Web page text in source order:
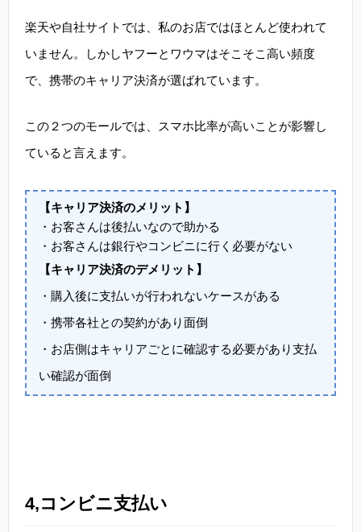
楽天や自社サイトでは、私のお店ではほとんど使われて
いません。しかしヤフーとワウマはそこそこ高い頻度
で、携帯のキャリア決済が選ばれています。
この２つのモールでは、スマホ比率が高いことが影響し
ていると言えます。
【キャリア決済のメリット】
・お客さんは後払いなので助かる
・お客さんは銀行やコンビニに行く必要がない
【キャリア決済のデメリット】
・購入後に支払いが行われないケースがある
・携帯各社との契約があり面倒
・お店側はキャリアごとに確認する必要があり支払
い確認が面倒
4,コンビニ支払い